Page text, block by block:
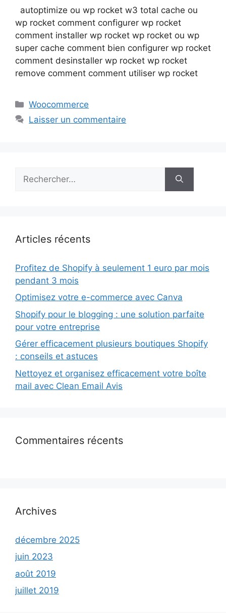
autoptimize ou wp rocket w3 total cache ou
wp rocket comment configurer wp rocket
comment installer wp rocket wp rocket ou wp
super cache comment bien configurer wp rocket
comment desinstaller wp rocket wp rocket
remove comment comment utiliser wp rocket
Catégories
Woocommerce
Laisser un commentaire
Articles récents
Profitez de Shopify à seulement 1 euro par mois
pendant 3 mois
Optimisez votre e-commerce avec Canva
Shopify pour le blogging : une solution parfaite
pour votre entreprise
Gérer efficacement plusieurs boutiques Shopify
: conseils et astuces
Nettoyez et organisez efficacement votre boîte
mail avec Clean Email Avis
Commentaires récents
Archives
décembre 2025
juin 2023
août 2019
juillet 2019